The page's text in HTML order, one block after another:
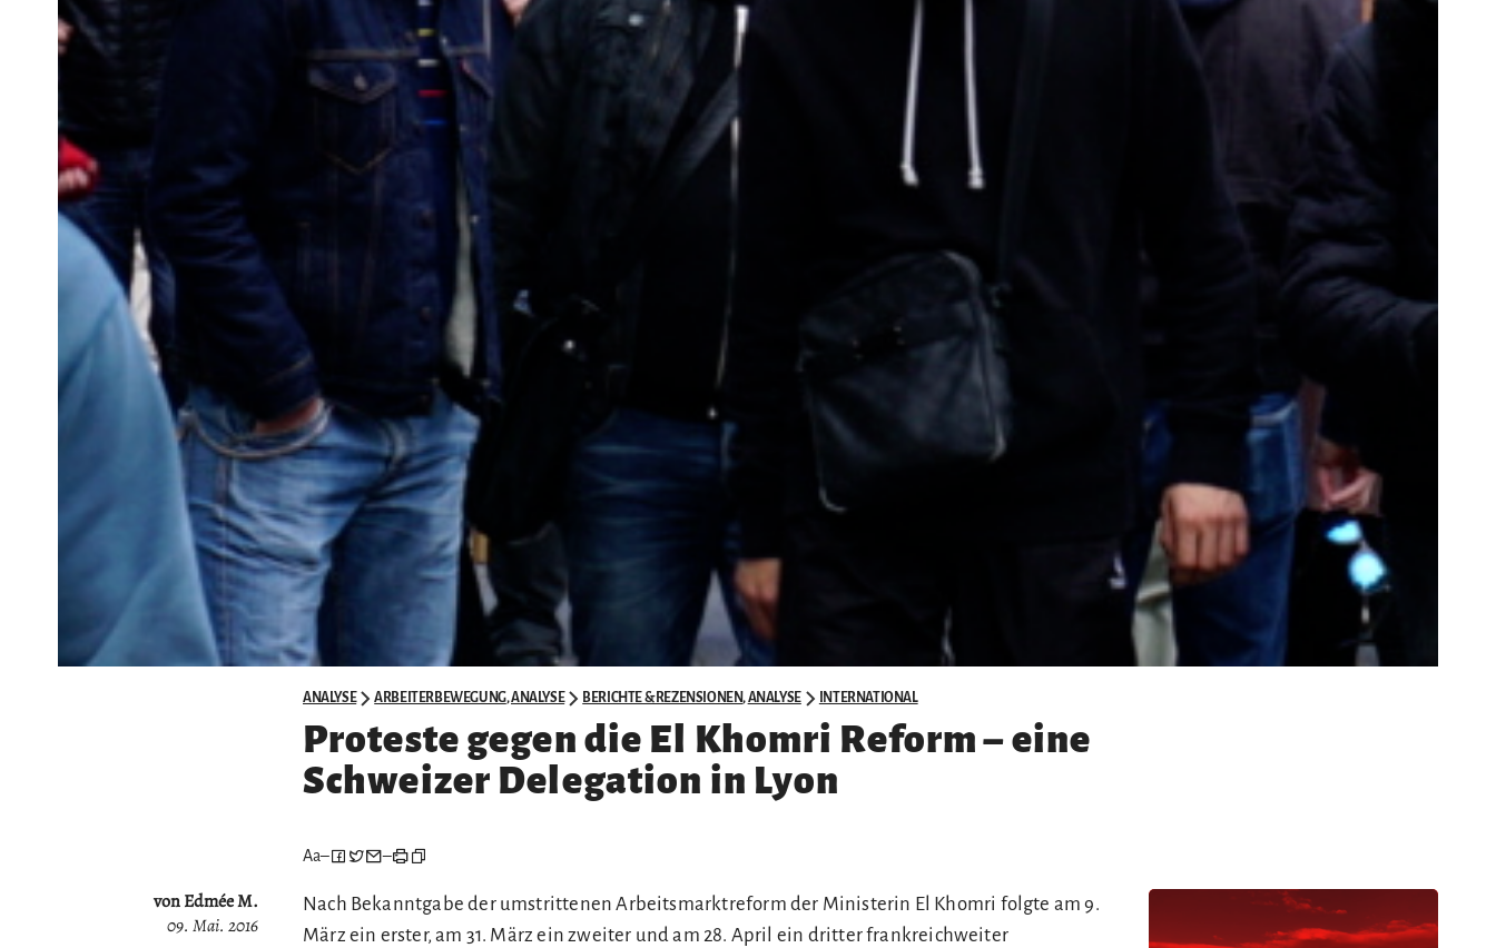
ANALYSE ARBEITERBEWEGUNG,ANALYSE BERICHTE & REZENSIONEN,ANALYSE INTERNATIONAL
Proteste gegen die El Khomri Reform – eine
Schweizer Delegation in Lyon
Aa– –
von Edmée M.
09. Mai. 2016
Nach Bekanntgabe der umstrittenen Arbeitsmarktreform der Ministerin El Khomri folgte am 9.
März ein erster, am 31. März ein zweiter und am 28. April ein dritter frankreichweiter